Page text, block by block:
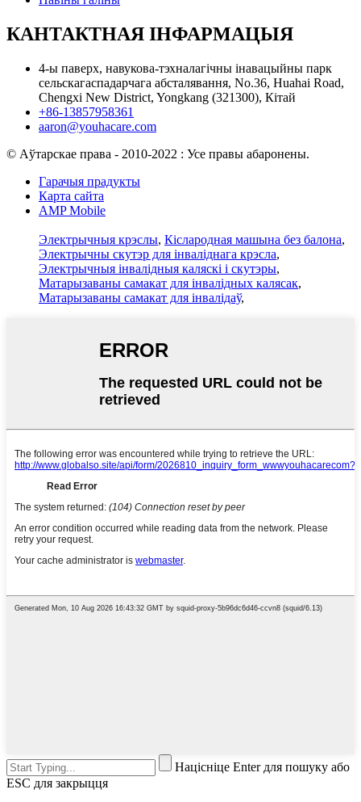
КАНТАКТНАЯ ІНФАРМАЦЫЯ
4-ы паверх, навукова-тэхналагічны інавацыйны парк
сельскагаспадарчага абсталявання, No.36, Huahai Road,
Chengxi New District, Yongkang (321300), Кітай
+86-13857958361
aaron@youhacare.com
© Аўтарскае права - 2010-2022 : Усе правы абаронены.
Гарачыя прадукты
Карта сайта
AMP Mobile
Электрычныя крэслы, Кіслародная машына без балона,
Электрычны скутэр для інваліднага крэсла,
Электрычныя інвалідныя каляскі і скутэры,
Матарызаваны самакат для інвалідных калясак,
Матарызаваны самакат для інвалідаў,
Націсніце Enter для пошуку або
ESC для закрыцця